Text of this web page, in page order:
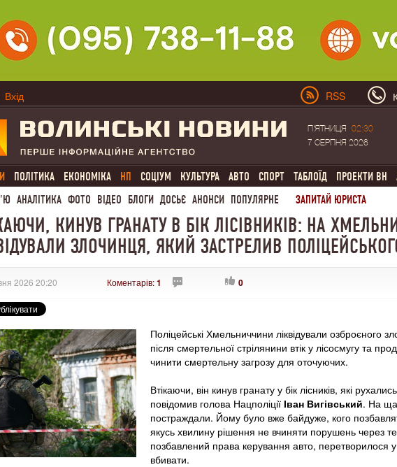
Вхід RSS
П'ЯТНИЦЯ
02:30
7 СЕРПНЯ 2026
ПОЛІТИКА ЕКОНОМІКА НП СОЦІУМ КУЛЬТУРА АВТО СПОРТ ТАБЛОЇД ПРОЕКТИ ВН
АНАЛІТИКА ФОТО ВІДЕО БЛОГИ ДОСЬЄ АНОНСИ ПОПУЛЯРНЕ ЗАПИТАЙ ЮРИСТА
КИНУВ ГРАНАТУ В БІК ЛІСІВНИКІВ: НА
ЗЛОЧИНЦЯ, ЯКИЙ ЗАСТРЕЛИВ
2026 20:20 Коментарів:1 0
Поліцейські Хмельниччини ліквідували озброєного
після смертельної стрілянини втік у лісосмугу та
чинити смертельну загрозу для оточуючих.
Втікаючи, він кинув гранату у бік лісників, які
повідомив голова Нацполіції Іван Вигівський. На
постраждали. Йому було вже байдуже, кого
якусь хвилину рішення не вчиняти порушень через
позбавлений права керування авто, перетворилося
вбивати.